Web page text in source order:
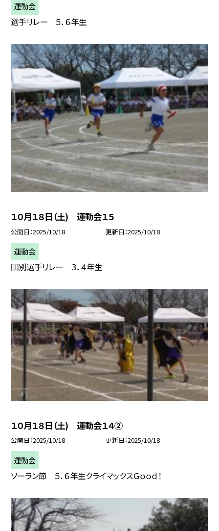
運動会
選手リレー ５．６年生
１０月１８日（土) 運動会１５
公開日 2025/10/18 更新日 2025/10/18
運動会
団別選手リレー ３．４年生
１０月１８日（土) 運動会１４②
公開日 2025/10/18 更新日 2025/10/18
運動会
ソーラン節 ５．６年生クライマックスＧｏｏｄ！